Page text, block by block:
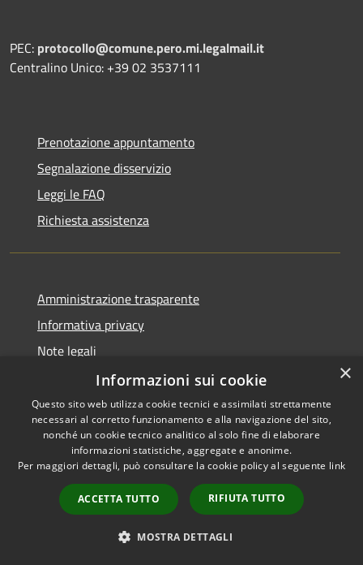
PEC: protocollo@comune.pero.mi.legalmail.it
Centralino Unico: +39 02 3537111
Prenotazione appuntamento
Segnalazione disservizio
Leggi le FAQ
Richiesta assistenza
Amministrazione trasparente
Informativa privacy
Note legali
Dichiarazione di accessibilità
RSS
Accessibilità
Copyright © 2026 • Comune di
Municipium•
Accesso
redazione
×
Informazioni sui cookie
Questo sito web utilizza cookie tecnici e assimilati strettamente
necessari al corretto funzionamento e alla navigazione del sito,
nonché un cookie tecnico analitico al solo fine di elaborare
informazioni statistiche, aggregate e anonime.
Per maggiori dettagli, può consultare la cookie policy al seguente link
ACCETTA TUTTO RIFIUTA TUTTO
MOSTRA DETTAGLI